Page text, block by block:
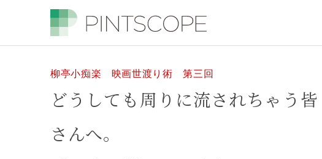
柳亭小痴楽 映画世渡り術 第三回
どうしても周りに流されちゃう皆
さんへ。